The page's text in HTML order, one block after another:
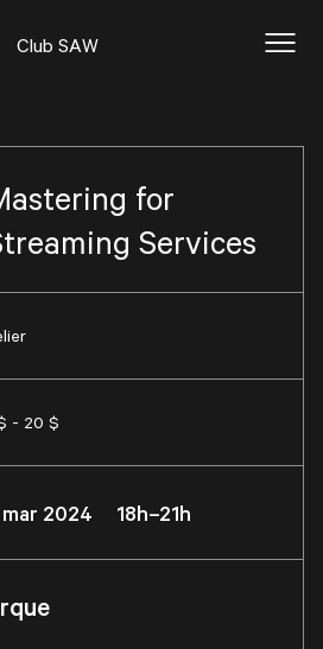
Club SAW
for
Services
- 20 $
2024 18h–21h